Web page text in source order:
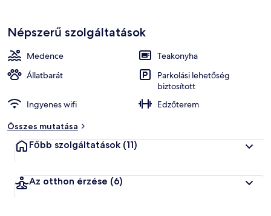
Népszerű szolgáltatások
Medence
Teakonyha
Állatbarát
Parkolási lehetőség
biztosított
Ingyenes wifi
Edzőterem
Összes mutatása
Főbb szolgáltatások (11)
Az otthon érzése (6)